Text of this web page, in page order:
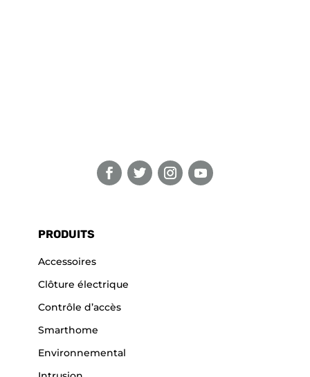
PRODUITS
Accessoires
Clôture électrique
Contrôle d’accès
Smarthome
Environnemental